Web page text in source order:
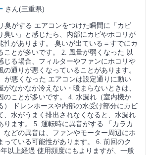
さん(三重県)
臭がする エアコンをつけた瞬間に「カビ
臭い」と感じたら、内部にカビやホコリが
性があります。 臭いが出ている＝すでにカ
ことが多いです。 2. 風量が弱くなった 以
じる場合、フィルターやファンにホコリや
の通りが悪くなっていることがあります。
が悪くなった エアコンは設定通りに動い
がなかなか冷えない・暖まらないときは、
のことが多いです。 4. 水漏れ（室内機か
） ドレンホースや内部の水受け部分にカビ
、水がうまく排出されなくなると、水漏れ
ります。 5. 運転時に異音がする 「カラカ
などの異音は、ファンやモーター周辺にホ
っている可能性があります。 6. 前回のク
以上経過 使用頻度にもよりますが、一般